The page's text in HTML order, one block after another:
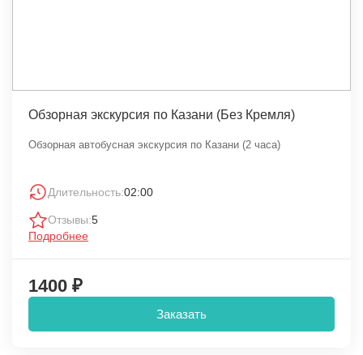
Обзорная экскурсия по Казани (Без Кремля)
Обзорная автобусная экскурсия по Казани (2 часа)
Длительность:02:00
Отзывы:5
Подробнее
1400 ₽
Заказать